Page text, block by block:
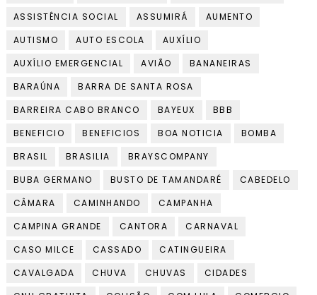
ASSISTÊNCIA SOCIAL
ASSUMIRÁ
AUMENTO
AUTISMO
AUTO ESCOLA
AUXÍLIO
AUXÍLIO EMERGENCIAL
AVIÃO
BANANEIRAS
BARAÚNA
BARRA DE SANTA ROSA
BARREIRA CABO BRANCO
BAYEUX
BBB
BENEFICIO
BENEFICIOS BOA NOTICIA
BOMBA
BRASIL
BRASILIA
BRAYSCOMPANY
BUBA GERMANO
BUSTO DE TAMANDARÉ
CABEDELO
CÂMARA
CAMINHANDO
CAMPANHA
CAMPINA GRANDE
CANTORA
CARNAVAL
CASO MILCE
CASSADO
CATINGUEIRA
CAVALGADA
CHUVA CHUVAS
CIDADES